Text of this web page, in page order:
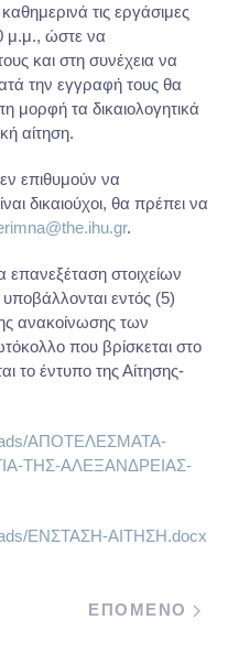
τις εργάσιμες
μ.μ., ώστε να
και στη συνέχεια να
την εγγραφή τους θα
μορφή τα δικαιολογητικά
αίτηση.
επιθυμούν να
δικαιούχοι, θα πρέπει να
.
επανεξέταση στοιχείων
εντός (5)
ανακοίνωσης των
που βρίσκεται στο
το έντυπο της Αίτησης-
ΑΠΟΤΕΛΕΣΜΑΤΑ-
ΤΗΣ-ΑΛΕΞΑΝΔΡΕΙΑΣ-
ΕΝΣΤΑΣΗ-ΑΙΤΗΣΗ.docx
ΕΠΟΜΕΝΟ